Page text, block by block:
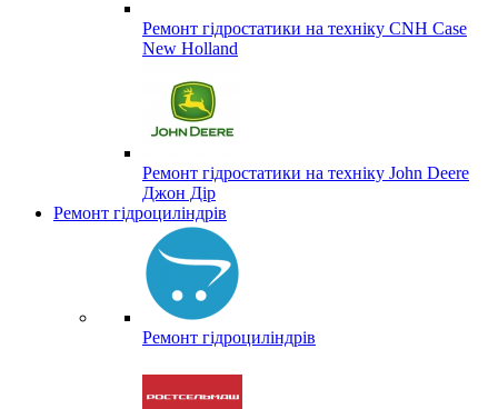
Ремонт гідростатики на техніку CNH Case
New Holland
Ремонт гідростатики на техніку John Deere
Джон Дір
Ремонт гідроциліндрів
Ремонт гідроциліндрів